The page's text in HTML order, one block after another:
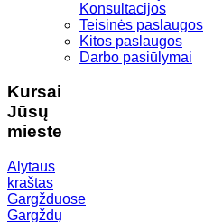
Konsultacijos
Teisinės paslaugos
Kitos paslaugos
Darbo pasiūlymai
Kursai
Jūsų
mieste
Alytaus
kraštas
Gargžduose
Gargždų